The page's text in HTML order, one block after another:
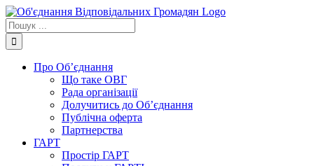
Skip
to
content
Пошук
...
Про Об’єднання
Що таке ОВГ
Рада організації
Долучитись до Об’єднання
Публічна оферта
Партнерства
ГАРТ
Простір ГАРТ